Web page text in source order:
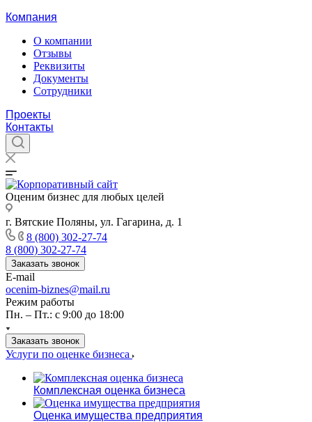
Компания
О компании
Отзывы
Реквизиты
Документы
Сотрудники
Проекты
Контакты
Оценим бизнес для любых целей
г. Вятские Поляны, ул. Гагарина, д. 1
8 (800) 302-27-74
8 (800) 302-27-74
Заказать звонок
E-mail
ocenim-biznes@mail.ru
Режим работы
Пн. – Пт.: с 9:00 до 18:00
Заказать звонок
Услуги по оценке бизнеса
Комплексная оценка бизнеса
Оценка имущества предприятия